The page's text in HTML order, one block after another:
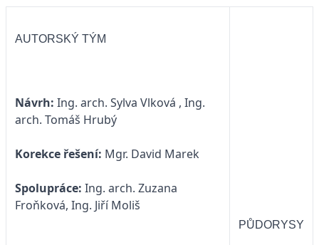
AUTORSKÝ TÝM
Návrh: Ing. arch. Sylva Vlková , Ing.
arch. Tomáš Hrubý
Korekce řešení: Mgr. David Marek
Spolupráce: Ing. arch. Zuzana
Froňková, Ing. Jiří Moliš
PŮDORYSY